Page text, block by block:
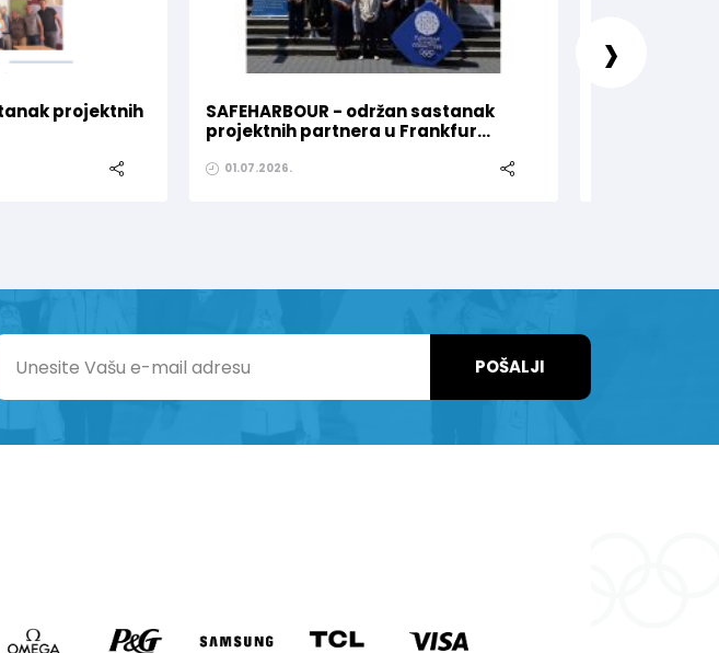
projektnih
SAFEHARBOUR - održan sastanak
projektnih partnera u Frankfur...
01.07.2026.
›
POŠALJI